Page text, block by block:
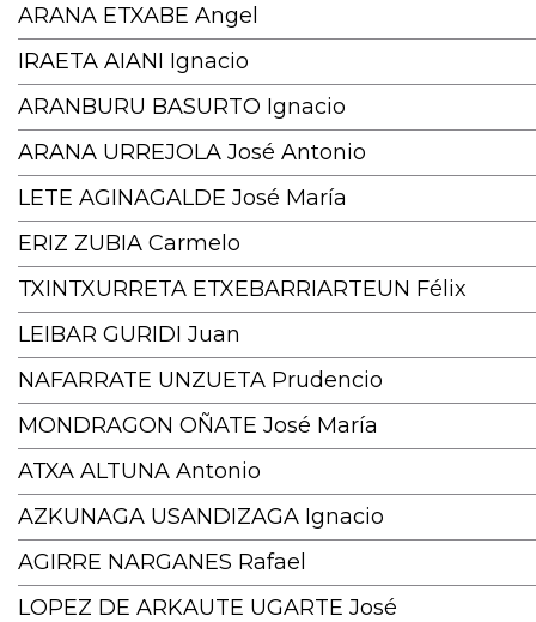
ARANA ETXABE Angel
IRAETA AIANI Ignacio
ARANBURU BASURTO Ignacio
ARANA URREJOLA José Antonio
LETE AGINAGALDE José María
ERIZ ZUBIA Carmelo
TXINTXURRETA ETXEBARRIARTEUN Félix
LEIBAR GURIDI Juan
NAFARRATE UNZUETA Prudencio
MONDRAGON OÑATE José María
ATXA ALTUNA Antonio
AZKUNAGA USANDIZAGA Ignacio
AGIRRE NARGANES Rafael
LOPEZ DE ARKAUTE UGARTE José